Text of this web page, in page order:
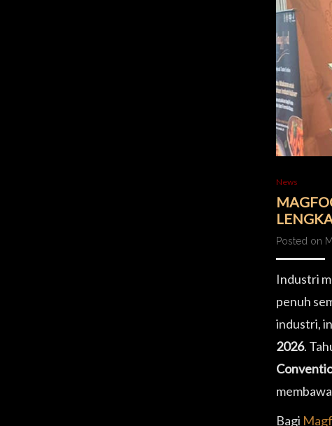
News
Posted on
Industri
penuh
industri,
2026.
Bagi